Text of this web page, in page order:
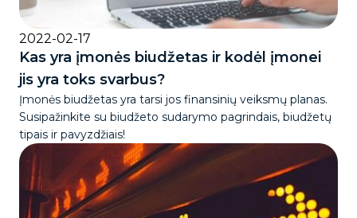
2022-02-17
Kas yra įmonės biudžetas ir kodėl įmonei
jis yra toks svarbus?
Įmonės biudžetas yra tarsi jos finansinių veiksmų planas.
Susipažinkite su biudžeto sudarymo pagrindais, biudžetų
tipais ir pavyzdžiais!